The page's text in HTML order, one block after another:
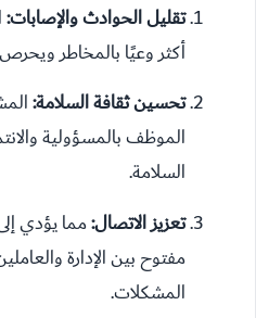
تقليل الحوادث والإصابات:
أكثر وعيًا بالمخاطر
تحسين ثقافة السلامة:
الموظف بالمسؤولية
السلامة.
تعزيز الاتصال:مما يؤدي
مفتوح بين الإدارة
المشكلات.